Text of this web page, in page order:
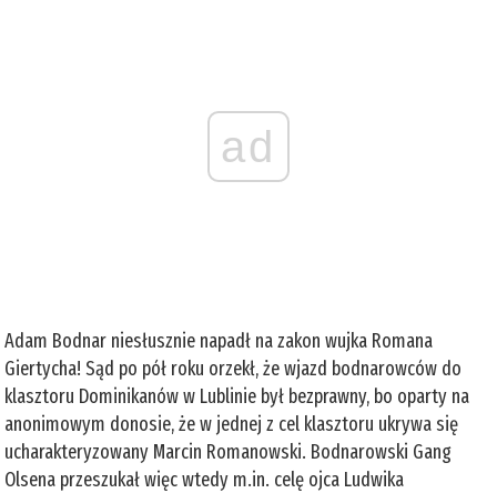
ad
Adam Bodnar niesłusznie napadł na zakon wujka Romana
Giertycha! Sąd po pół roku orzekł, że wjazd bodnarowców do
klasztoru Dominikanów w Lublinie był bezprawny, bo oparty na
anonimowym donosie, że w jednej z cel klasztoru ukrywa się
ucharakteryzowany Marcin Romanowski. Bodnarowski Gang
Olsena przeszukał więc wtedy m.in. celę ojca Ludwika